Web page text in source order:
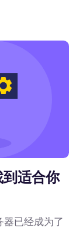
适合你
已经成为了